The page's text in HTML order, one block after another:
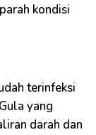
kondisi
terinfeksi
yang
darah dan